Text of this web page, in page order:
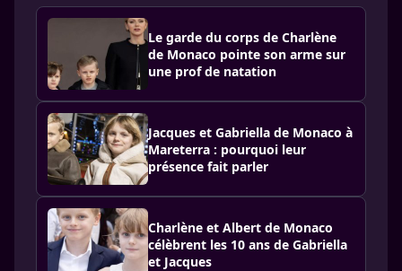
Le garde du corps de Charlène
de Monaco pointe son arme sur
une prof de natation
Jacques et Gabriella de Monaco à
Mareterra : pourquoi leur
présence fait parler
Charlène et Albert de Monaco
célèbrent les 10 ans de Gabriella
et Jacques